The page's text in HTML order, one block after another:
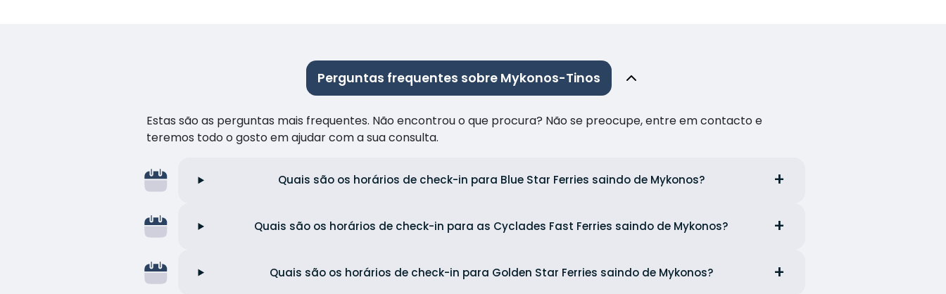
Perguntas frequentes sobre Mykonos-Tinos
Estas são as perguntas mais frequentes. Não encontrou o que procura? Não se preocupe, entre em contacto e
teremos todo o gosto em ajudar com a sua consulta.
Quais são os horários de check-in para Blue Star Ferries saindo de Mykonos?
Quais são os horários de check-in para as Cyclades Fast Ferries saindo de Mykonos?
Quais são os horários de check-in para Golden Star Ferries saindo de Mykonos?